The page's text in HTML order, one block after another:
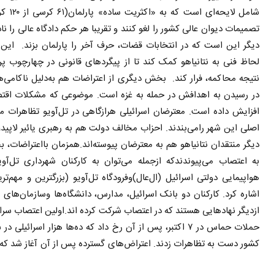
تصمیمات دیوان عالی کشور را لغو کنند و تقریبا هر حکم دادگاه عالی را
دیگر این است که در انتخابات قضات، حرف آخر را پارلمان بزند. این
لحاظ فنی به نتانیاهو کمک کند تا از پیگردهای قانونی در چهارچوب
نتیجه محاکمه، فرار کند. بخش دیگری از اعتراضات هم به‌دلیل
در رسیدن به اهدافش در حمله به غزه است. موضوعی که مشکلات
افزایش داده است. معترضان اسرائیلی هر‌از‌گاهی در تل‌آویو تظاهرات
اصلی این شهر رامی‌بندند. احزاب مخالف دولت هم به رهبری یائیر
دیگر منتقدان نتانیاهو هم به معترضان پیوسته‌اند.همزمان
به اعتصاب می‌پیوندندکه از‌جمله می‌توان به کارکنان شهرداری
هواپیمایی دولتی اسرائیل (ال‌عال)وفرودگاه تل‌آویو (بزرگترین و
اشاره کرد. کارکنان دو بانک اسرائیل، مدارس، دانشگاه‌ها
ازدیگر نهادهایی هستند که در اعتصاب شرکت کرده اند.اولین اعتصاب
حملات حماس در ۷ اکتبر، پس از آن رخ داد که ده‌ها هزار
کشور دست به تظاهرات زدند. اعتراض‌های گسترده پس از آن آغاز شد